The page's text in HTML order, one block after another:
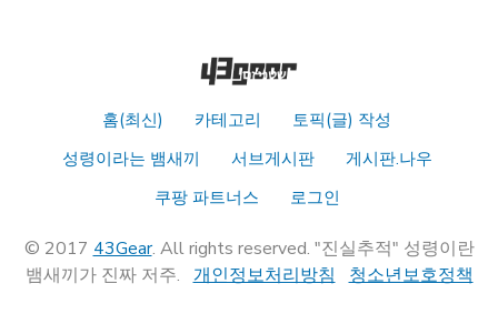
홈(최신) 카테고리
토픽(글) 작성
성령이라는 뱀새끼
서브게시판
게시판.나우
쿠팡 파트너스
로그인
© 2017 43Gear. All rights reserved. "진실추적" 성령이란
뱀새끼가 진짜 저주. 개인정보처리방침 청소년보호정책